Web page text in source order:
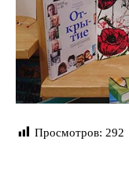
Просмотров: 292